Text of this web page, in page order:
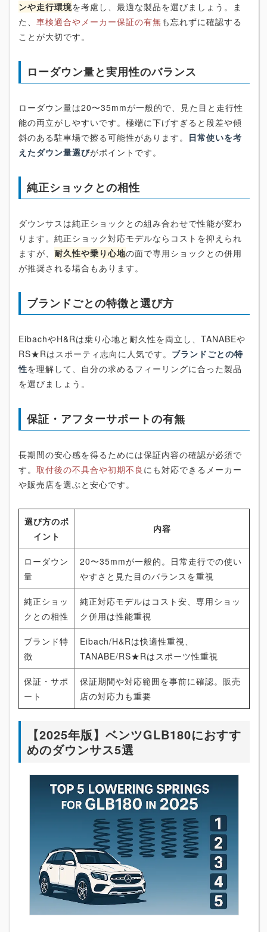
ンや走行環境を考慮し、最適な製品を選びましょう。ま
た、 車検適合やメーカー保証の有無も忘れずに確認する
ことが大切です。
ローダウン量と実用性のバランス
ローダウン量は20〜35mmが一般的で、見た目と走行性
能の両立がしやすいです。極端に下げすぎると段差や傾
斜のある駐車場で擦る可能性があります。 日常使いを考
えたダウン量選びがポイントです。
純正ショックとの相性
ダウンサスは純正ショックとの組み合わせで性能が変わ
ります。純正ショック対応モデルならコストを抑えられ
ますが、 耐久性や乗り心地の面で専用ショックとの併用
が推奨される場合もあります。
ブランドごとの特徴と選び方
EibachやH&Rは乗り心地と耐久性を両立し、TANABEや
RS★Rはスポーティ志向に人気です。 ブランドごとの特
性を理解して、自分の求めるフィーリングに合った製品
を選びましょう。
保証・アフターサポートの有無
長期間の安心感を得るためには保証内容の確認が必須で
す。 取付後の不具合や初期不良 にも対応できるメーカー
や販売店を選ぶと安心です。
選び方のポ
イント
内容
ローダウン
量
20〜35mmが一般的。日常走行での使い
やすさと見た目のバランスを重視
純正ショッ
クとの相性
純正対応モデルはコスト安、専用ショッ
ク併用は性能重視
ブランド特
徴
Eibach/H&Rは快適性重視、
TANABE/RS★Rはスポーツ性重視
保証・サポ
ート
保証期間や対応範囲を事前に確認。販売
店の対応力も重要
【2025年版】ベンツGLB180におすす
めのダウンサス5選